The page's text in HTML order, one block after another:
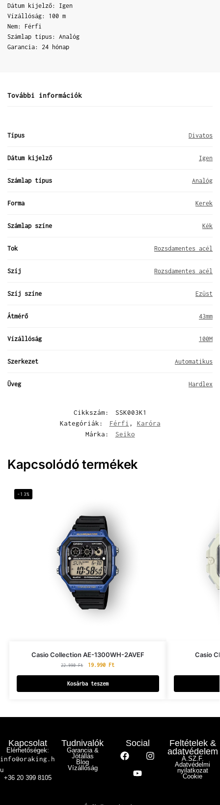
Dátum kijelző: Igen
Vízállóság: 100 m
Nem: Férfi
Számlap típus: Analóg
Garancia: 24 hónap
További információk
Típus Divatos
Dátum kijelző Igen
Számlap típus Analóg
Forma Kerek
Számlap színe Kék
Tok Rozsdamentes acél
Szíj Rozsdamentes acél
Szíj színe Ezüst
Átmérő 43mm
Vízállóság 100M
Szerkezet Automatikus
Üveg Hardlex
Cikkszám:
SSK003K1
Kategóriák:
Férfi , Karóra
Márka:
Seiko
Kapcsolódó termékek
-13%
Casio Collection AE-1300WH-2AVEF
22.990Ft 19.990 Ft
Kosárba teszem
Casio
Kapcsolat
Elérhetőségek:
info@oraking.h
u
+36 20 399 8105
Tudnivalók
Garancia &
Jótállás
Blog
Vízállóság
Social
Feltételek &
adatvédelem
Á.SZ.F.
Adatvédelmi
nyilatkozat
Cookie